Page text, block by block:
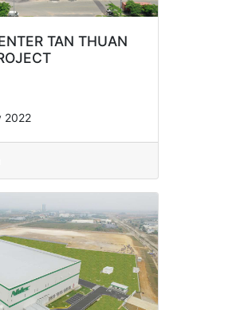
TAN THUAN
2022